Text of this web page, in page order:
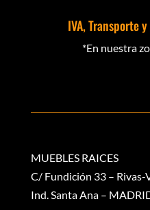
IVA, Transporte
*En nuestra
MUEBLES RAICES
C/ Fundición 33 –
Ind. Santa Ana –